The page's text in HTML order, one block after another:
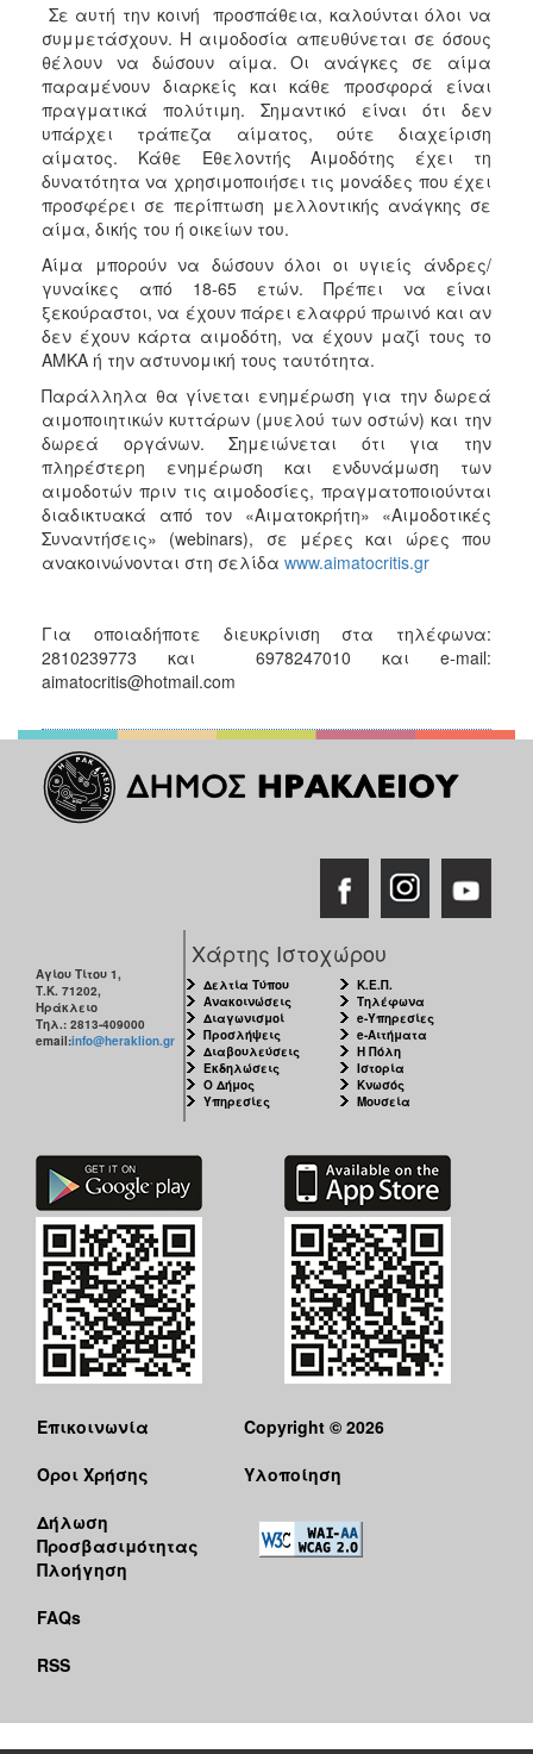
Σε αυτή την κοινή προσπάθεια, καλούνται όλοι να
συμμετάσχουν. Η αιμοδοσία απευθύνεται σε όσους
θέλουν να δώσουν αίμα. Οι ανάγκες σε αίμα
παραμένουν διαρκείς και κάθε προσφορά είναι
πραγματικά πολύτιμη. Σημαντικό είναι ότι δεν
υπάρχει τράπεζα αίματος, ούτε διαχείριση
αίματος. Κάθε Εθελοντής Αιμοδότης έχει τη
δυνατότητα να χρησιμοποιήσει τις μονάδες που έχει
προσφέρει σε περίπτωση μελλοντικής ανάγκης σε
αίμα, δικής του ή οικείων του.
Αίμα μπορούν να δώσουν όλοι οι υγιείς άνδρες/
γυναίκες από 18-65 ετών. Πρέπει να είναι
ξεκούραστοι, να έχουν πάρει ελαφρύ πρωινό και αν
δεν έχουν κάρτα αιμοδότη, να έχουν μαζί τους το
ΑΜΚΑ ή την αστυνομική τους ταυτότητα.
Παράλληλα θα γίνεται ενημέρωση για την δωρεά
αιμοποιητικών κυττάρων (μυελού των οστών) και την
δωρεά οργάνων. Σημειώνεται ότι για την
πληρέστερη ενημέρωση και ενδυνάμωση των
αιμοδοτών πριν τις αιμοδοσίες, πραγματοποιούνται
διαδικτυακά από τον «Αιματοκρήτη» «Αιμοδοτικές
Συναντήσεις» (webinars), σε μέρες και ώρες που
ανακοινώνονται στη σελίδα www.aimatocritis.gr
Για οποιαδήποτε διευκρίνιση στα τηλέφωνα:
2810239773 και 6978247010 και e-mail:
aimatocritis@hotmail.com
Αγίου Τίτου 1,
Τ.Κ. 71202,
Ηράκλειο
Τηλ.: 2813-409000
email:info@heraklion.gr
Χάρτης Ιστοχώρου
Δελτία Τύπου
Ανακοινώσεις
Διαγωνισμοί
Προσλήψεις
Διαβουλεύσεις
Εκδηλώσεις
Ο Δήμος
Υπηρεσίες
Κ.Ε.Π.
Τηλέφωνα
e-Υπηρεσίες
e-Αιτήματα
Η Πόλη
Ιστορία
Κνωσός
Μουσεία
Επικοινωνία
Όροι Χρήσης
Δήλωση
Προσβασιμότητας
Πλοήγηση
FAQs
RSS
Copyright © 2026
Υλοποίηση